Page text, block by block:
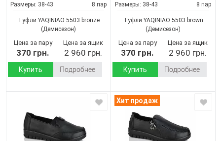
Размеры: 38-43 8 пар
Туфли YAQINIAO 5503 bronze
(Демисезон)
Цена за пару
370 грн.
Цена за ящик
2 960 грн.
Купить Подробнее
Размеры: 38-43 8 пар
Туфли YAQINIAO 5503 brown
(Демисезон)
Цена за пару
370 грн.
Цена за ящик
2 960 грн.
Купить Подробнее
Хит продаж